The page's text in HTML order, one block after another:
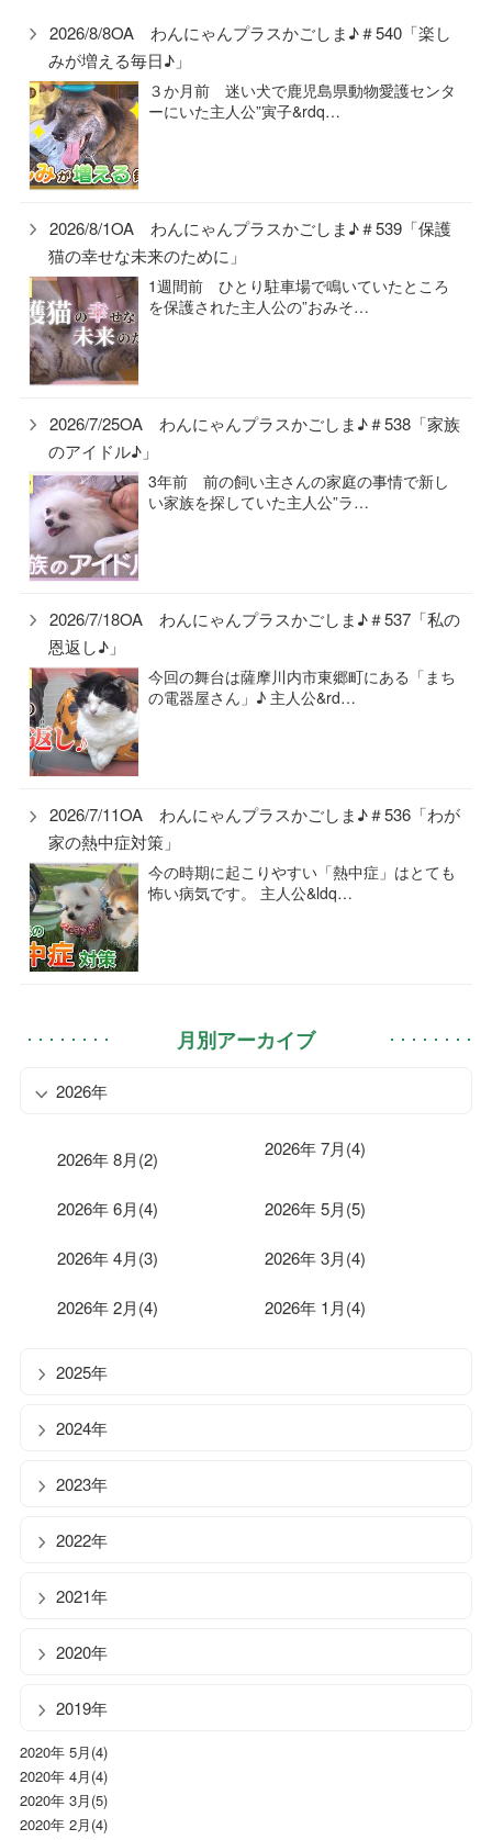
2026/8/8OA わんにゃんプラスかごしま♪＃540「楽し
みが増える毎日♪」
３か月前 迷い犬で鹿児島県動物愛護センタ
ーにいた主人公”寅子&rdq…
2026/8/1OA わんにゃんプラスかごしま♪＃539「保護
猫の幸せな未来のために」
1週間前 ひとり駐車場で鳴いていたところ
を保護された主人公の”おみそ…
2026/7/25OA わんにゃんプラスかごしま♪＃538「家族
のアイドル♪」
3年前 前の飼い主さんの家庭の事情で新し
い家族を探していた主人公”ラ…
2026/7/18OA わんにゃんプラスかごしま♪＃537「私の
恩返し♪」
今回の舞台は薩摩川内市東郷町にある「まち
の電器屋さん」♪ 主人公&rd…
2026/7/11OA わんにゃんプラスかごしま♪＃536「わが
家の熱中症対策」
今の時期に起こりやすい「熱中症」はとても
怖い病気です。 主人公&ldq…
月別アーカイブ
2026年
2026年 8月(2) 2026年 7月(4)
2026年 6月(4) 2026年 5月(5)
2026年 4月(3) 2026年 3月(4)
2026年 2月(4) 2026年 1月(4)
2025年
2024年
2023年
2022年
2021年
2020年
2019年
2020年 5月(4)
2020年 4月(4)
2020年 3月(5)
2020年 2月(4)